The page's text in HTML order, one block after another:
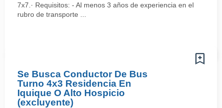
7x7.· Requisitos: - Al menos 3 años de experiencia en el
rubro de transporte ...
Se Busca Conductor De Bus
Turno 4x3 Residencia En
Iquique O Alto Hospicio
(excluyente)